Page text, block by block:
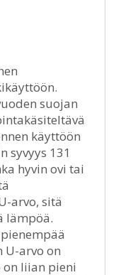
suojan
käyttöön
syvyys 131
hyvin ovi tai
arvo, sitä
lämpöä.
U-arvo on
on liian pieni